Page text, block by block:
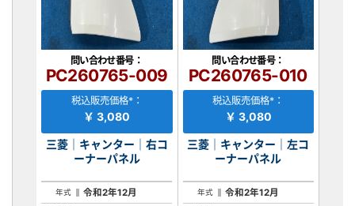
問い合わせ番号：
PC260765-009
税込販売価格*：
￥ 3,080
三菱｜キャンター｜右コ
ーナーパネル
年式 令和2年12月
問い合わせ番号：
PC260765-010
税込販売価格*：
￥ 3,080
三菱｜キャンター｜左コ
ーナーパネル
年式 令和2年12月